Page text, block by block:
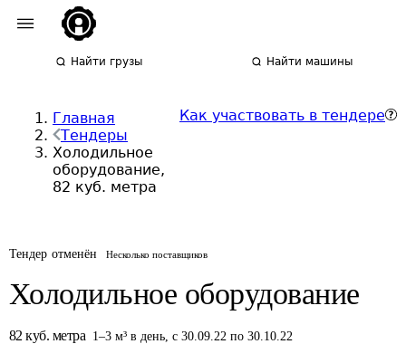
Найти грузы Найти машины
Главная
Тендеры
Холодильное
оборудование,
82 куб. метра
Как участвовать в тендере
Тендер отменён Несколько поставщиков
Холодильное оборудование
82 куб. метра 1–3 м³ в день,с 30.09.22 по 30.10.22